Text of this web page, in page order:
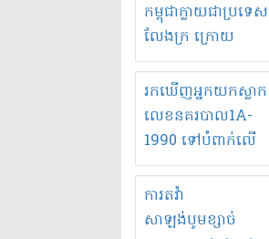
កម្ពុជាក្លាយជាប្រទេស
លែងក្រ ក្រោយ
ឆ្នាំ២០៣០
រកឃើញអ្នកយកស្លាក
លេខនគរបាល1A-
1990 ទៅបំពាក់លើ
ម៉ូតូរបស់ខ្លួន ដាកផ្លាក
រត់ឌុបហើយ
ការតវ៉ា
សាឡង់បូមខ្សាច់